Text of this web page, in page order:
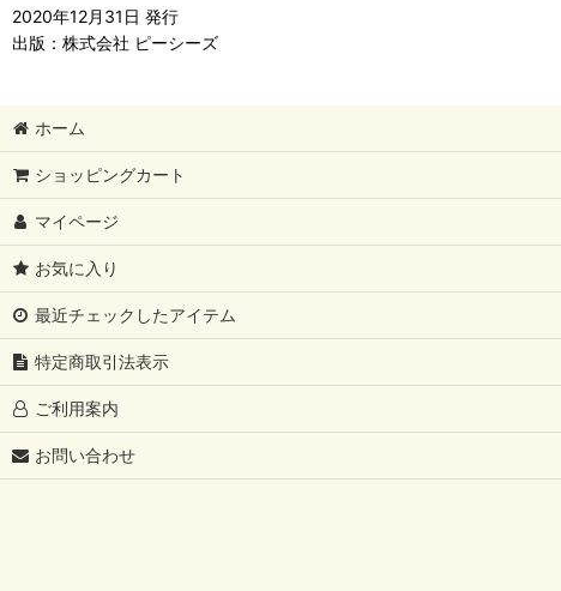
2020年12月31日 発行
出版：株式会社 ピーシーズ
ホーム
ショッピングカート
マイページ
お気に入り
最近チェックしたアイテム
特定商取引法表示
ご利用案内
お問い合わせ